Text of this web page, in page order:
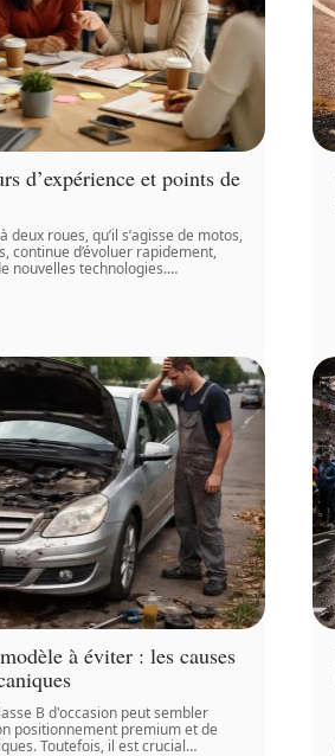
d’expérience et points de
deux roues, qu’il s’agisse de motos,
continue d’évoluer rapidement,
nouvelles technologies.…
à éviter : les causes
B d'occasion peut sembler
positionnement premium et de
Toutefois, il est crucial…